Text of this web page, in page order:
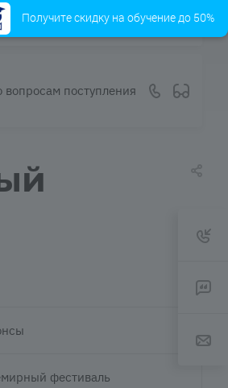
вопросам поступления
фестиваль
Получите скидку на обучение до 50%